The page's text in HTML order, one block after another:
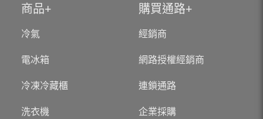
商品
冷氣
電冰箱
冷凍冷藏櫃
洗衣機
購買通路
經銷商
網路授權經銷商
連鎖通路
企業採購